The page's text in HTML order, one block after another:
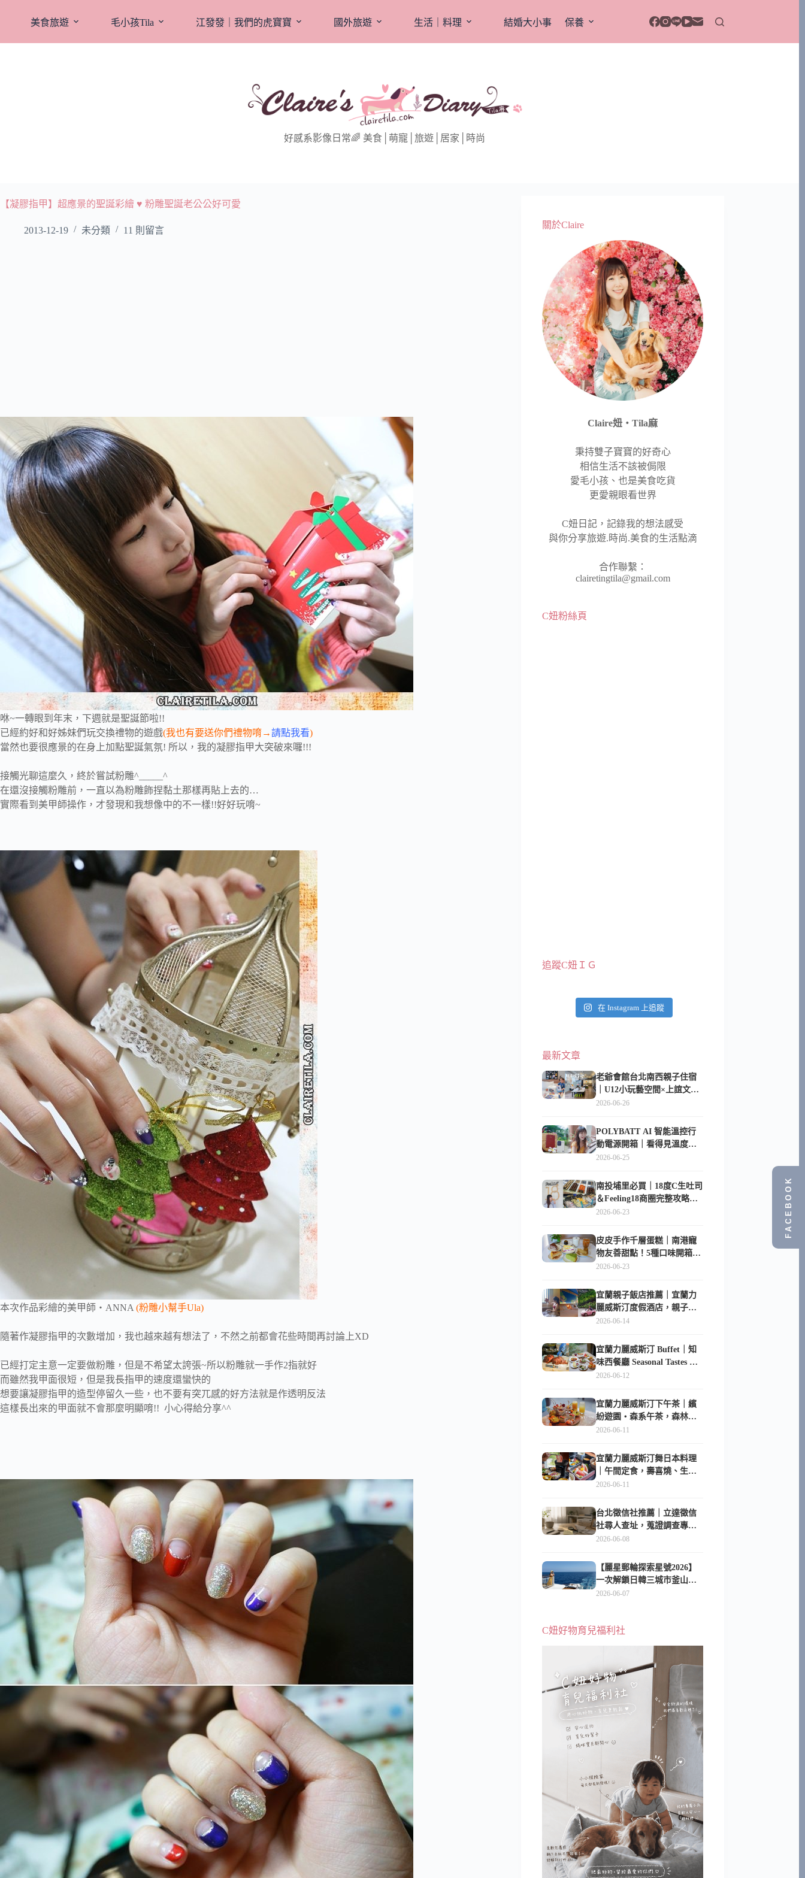
美食旅遊 毛小孩Tila 江發發｜我們的虎寶寶 國外旅遊 生活｜料理 結婚大小事 保養
好感系影像日常🌈 美食│萌寵│旅遊│居家│時尚
【凝膠指甲】超應景的聖誕彩繪 ♥ 粉雕聖誕老公公好可愛
2013-12-19 未分類 11 則留言
咻~一轉眼到年末，下週就是聖誕節啦!!
已經約好和好姊妹們玩交換禮物的遊戲(我也有要送你們禮物唷→請點我看)
當然也要很應景的在身上加點聖誕氣氛! 所以，我的凝膠指甲大突破來囉!!!
接觸光聊這麼久，終於嘗試粉雕^_____^
在還沒接觸粉雕前，一直以為粉雕飾捏黏土那樣再貼上去的…
實際看到美甲師操作，才發現和我想像中的不一樣!!好好玩唷~
本次作品彩繪的美甲師‧ANNA (粉雕小幫手Ula)
隨著作凝膠指甲的次數增加，我也越來越有想法了，不然之前都會花些時間再討論上XD
已經打定主意一定要做粉雕，但是不希望太誇張~所以粉雕就一手作2指就好
而雖然我甲面很短，但是我長指甲的速度還蠻快的
想要讓凝膠指甲的造型停留久一些，也不要有突兀感的好方法就是作透明反法
這樣長出來的甲面就不會那麼明顯唷!! 小心得給分享^^
關於Claire
Claire妞‧Tila麻
秉持雙子寶寶的好奇心
相信生活不該被侷限
愛毛小孩、也是美食吃貨
更愛親眼看世界
C妞日記，記錄我的想法感受
與你分享旅遊.時尚.美食的生活點滴
合作聯繫：
clairetingtila@gmail.com
C妞粉絲頁
追蹤C妞ＩＧ
在 Instagram 上追蹤
最新文章
老爺會館台北南西親子住宿
｜U12小玩藝空間×上誼文
化，暑假帶孩子這樣玩
2026-06-26
POLYBATT AI 智能溫控行
動電源開箱｜看得見溫度與
電量，外出更安心的
2026-06-25
南投埔里必買｜18度C生吐司
＆Feeling18商圈完整攻略，
在地人帶路這樣逛
2026-06-23
皮皮手作千層蛋糕｜南港寵
物友善甜點！5種口味開箱，
比Lady M便宜一半的台北隱
2026-06-23
宜蘭親子飯店推薦｜宜蘭力
麗威斯汀度假酒店，親子
房、Buffet、泳池、兒童俱樂
2026-06-14
宜蘭力麗威斯汀 Buffet｜知
味西餐廳 Seasonal Tastes 晚
餐早餐吃什麼？
2026-06-12
宜蘭力麗威斯汀下午茶｜繽
紛遊園・森系午茶，森林系
甜點超好拍
2026-06-11
宜蘭力麗威斯汀舞日本料理
｜午間定食，壽喜燒、生魚
片與日式包廂空間
2026-06-11
台北徵信社推薦｜立達徵信
社尋人查址，蒐證調查專家
陪你找回失聯的家人
2026-06-08
【麗星郵輪探索星號2026】
一次解鎖日韓三城市釜山、
長崎、那霸｜餐點升級、表
2026-06-07
C妞好物育兒福利社
FACEBOOK